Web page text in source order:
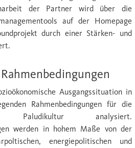
der Partner wird über die
auf der Homepage
durch einer Stärken- und
Ausgangssituation in
Rahmenbedingungen für die
analysiert.
werden in hohem Maße von der
energiepolitischen und